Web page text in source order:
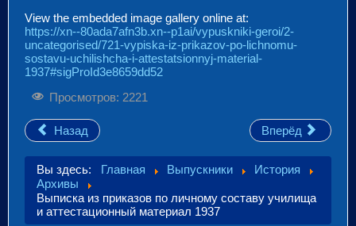
View the embedded image gallery online at:
https://xn--80ada7afn3b.xn--p1ai/vypuskniki-geroi/2-
uncategorised/721-vypiska-iz-prikazov-po-lichnomu-
sostavu-uchilishcha-i-attestatsionnyj-material-
1937#sigProId3e8659dd52
Просмотров: 2221
Назад Вперёд
Вы здесь: Главная Выпускники
История
Архивы
Выписка из приказов по личному составу училища
и аттестационный материал 1937